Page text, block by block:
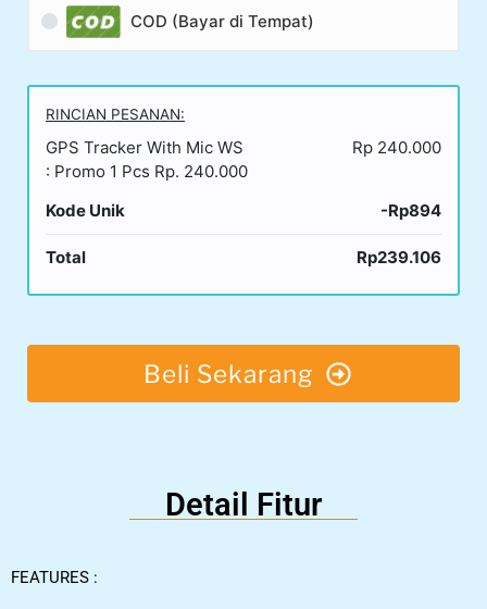
COD (Bayar di Tempat)
RINCIAN PESANAN:
GPS Tracker With Mic WS
: Promo 1 Pcs Rp. 240.000
Rp 240.000
Kode Unik -Rp894
Total Rp239.106
Beli Sekarang
Detail Fitur
FEATURES :